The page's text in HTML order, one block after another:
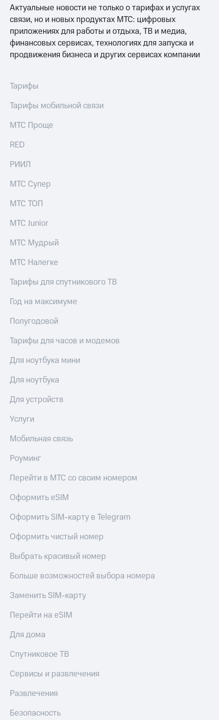
Актуальные новости не только о тарифах и услугах
связи, но и новых продуктах МТС: цифровых
приложениях для работы и отдыха, ТВ и медиа,
финансовых сервисах, технологиях для запуска и
продвижения бизнеса и других сервисах компании
Тарифы
Тарифы мобильной связи
МТС Проще
RED
РИИЛ
МТС Супер
МТС ТОП
МТС Junior
МТС Мудрый
МТС Налегке
Тарифы для спутникового ТВ
Год на максимуме
Полугодовой
Тарифы для часов и модемов
Для ноутбука мини
Для ноутбука
Для устройств
Услуги
Мобильная связь
Роуминг
Перейти в МТС со своим номером
Оформить eSIM
Оформить SIM-карту в Telegram
Оформить чистый номер
Выбрать красивый номер
Больше возможностей выбора номера
Заменить SIM-карту
Перейти на eSIM
Для дома
Спутниковое ТВ
Сервисы и развлечения
Развлечения
Безопасность